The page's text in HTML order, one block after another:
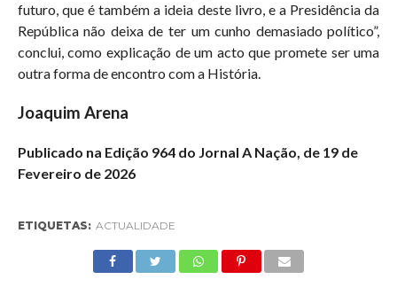
futuro, que é também a ideia deste livro, e a Presidência da
República não deixa de ter um cunho demasiado político”,
conclui, como explicação de um acto que promete ser uma
outra forma de encontro com a História.
Joaquim Arena
Publicado na Edição 964 do Jornal A Nação, de 19 de
Fevereiro de 2026
ETIQUETAS: ACTUALIDADE